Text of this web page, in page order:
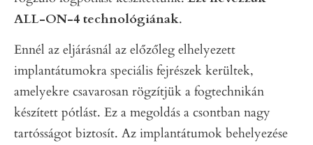
ALL-ON-4 technológiának.
Ennél az eljárásnál az előzőleg elhelyezett
implantátumokra speciális fejrészek kerültek,
amelyekre csavarosan rögzítjük a fogtechnikán
készített pótlást. Ez a megoldás a csontban nagy
tartósságot biztosít. Az implantátumok behelyezése